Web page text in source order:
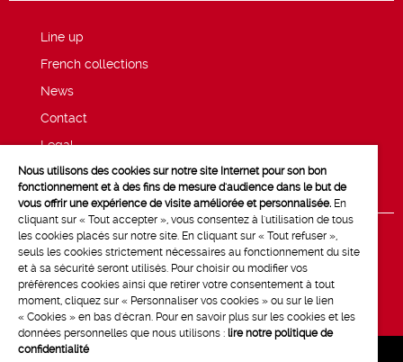
Line up
French collections
News
Contact
Legal
Privacy and cookie policy
Nous utilisons des cookies sur notre site Internet pour son bon
fonctionnement et à des fins de mesure d'audience dans le but de
vous offrir une expérience de visite améliorée et personnalisée. En
cliquant sur « Tout accepter », vous consentez à l'utilisation de tous
les cookies placés sur notre site. En cliquant sur « Tout refuser »,
seuls les cookies strictement nécessaires au fonctionnement du site
et à sa sécurité seront utilisés. Pour choisir ou modifier vos
préférences cookies ainsi que retirer votre consentement à tout
moment, cliquez sur « Personnaliser vos cookies » ou sur le lien
« Cookies » en bas d'écran. Pour en savoir plus sur les cookies et les
données personnelles que nous utilisons : lire notre politique de
confidentialité